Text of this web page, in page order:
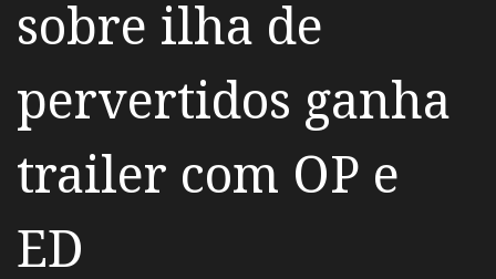
sobre ilha de
pervertidos ganha
trailer com OP e
ED